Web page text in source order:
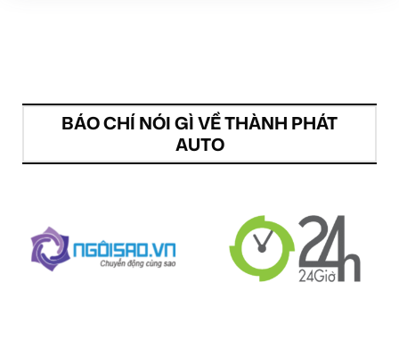
BÁO CHÍ NÓI GÌ VỀ THÀNH PHÁT
AUTO